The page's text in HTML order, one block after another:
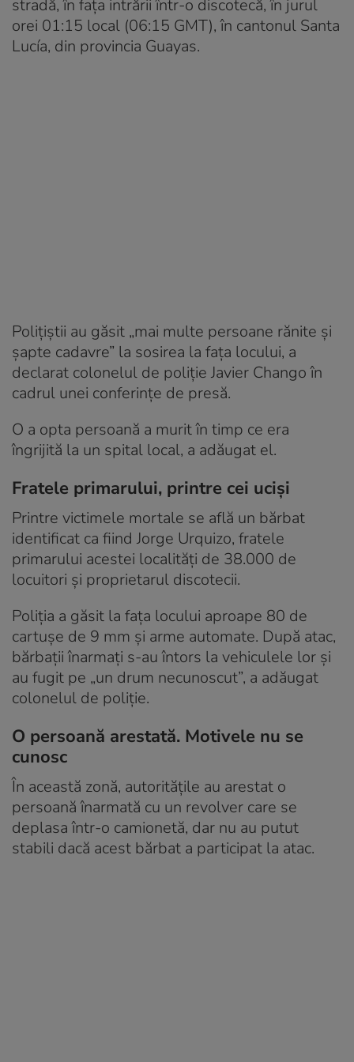
stradă, în fața intrării într-o discotecă, în jurul
orei 01:15 local (06:15 GMT), în cantonul Santa
Lucía, din provincia Guayas.
Polițiștii au găsit „mai multe persoane rănite și
șapte cadavre” la sosirea la fața locului, a
declarat colonelul de poliție Javier Chango în
cadrul unei conferințe de presă.
O a opta persoană a murit în timp ce era
îngrijită la un spital local, a adăugat el.
Fratele primarului, printre cei uciși
Printre victimele mortale se află un bărbat
identificat ca fiind Jorge Urquizo, fratele
primarului acestei localități de 38.000 de
locuitori și proprietarul discotecii.
Poliția a găsit la fața locului aproape 80 de
cartușe de 9 mm și arme automate. După atac,
bărbații înarmați s-au întors la vehiculele lor și
au fugit pe „un drum necunoscut”, a adăugat
colonelul de poliție.
O persoană arestată. Motivele nu se
cunosc
În această zonă, autoritățile au arestat o
persoană înarmată cu un revolver care se
deplasa într-o camionetă, dar nu au putut
stabili dacă acest bărbat a participat la atac.